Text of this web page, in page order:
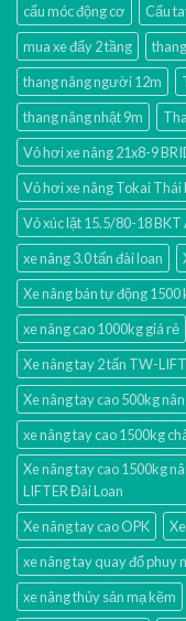
cẩu móc động cơ
Cẩu
mua xe đẩy 2 tầng
thang nâng người 12m
thang nâng nhật 9m
Vỏ hơi xe nâng 21x8-9
Vỏ hơi xe nâng Tokai Thái
Vỏ xúc lật 15.5/80-18 BKT
xe nâng 3.0 tấn đài loan
Xe nâng bán tự động 1500
xe nâng cao 1000kg giá rẻ
Xe nâng tay 2 tấn TW-
Xe nâng tay cao 500kg
xe nâng tay cao 1500kg
Xe nâng tay cao 1500kg
LIFTER Đài Loan
Xe nâng tay cao OPK
xe nâng tay quay đổ phuy
xe nâng thủy sản mạ kẽm